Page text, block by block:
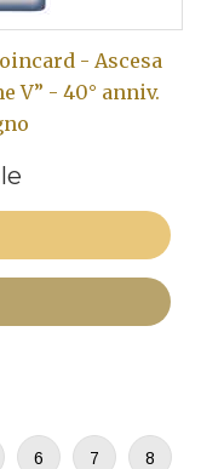
- Ascesa
V” - 40° anniv.
6 7 8